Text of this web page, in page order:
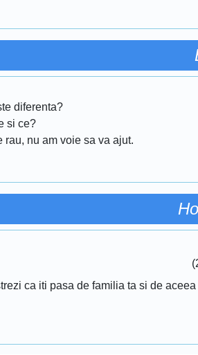
diferenta?
si ce?
rau, nu am voie sa va ajut.
ca iti pasa de familia ta si de